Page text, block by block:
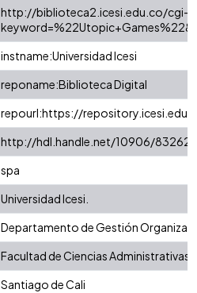
http://biblioteca2.icesi.edu.co/cgi-
instname:Universidad Icesi
reponame:Biblioteca Digital
repourl:https://
http://hdl.handle.net/10906/83262
spa
Universidad Icesi.
Departamento de Gestión
Facultad de Ciencias Administrativas
Santiago de Cali